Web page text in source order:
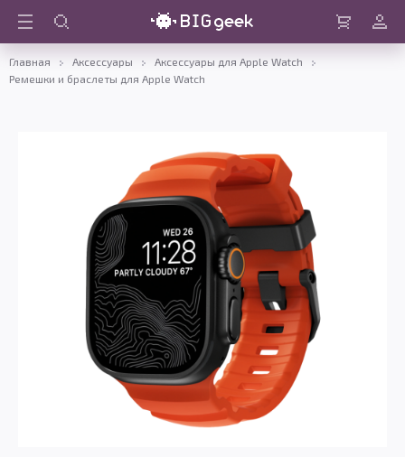
Войти
Главная Аксессуары
Аксессуары для Apple Watch
Ремешки и браслеты для Apple Watch